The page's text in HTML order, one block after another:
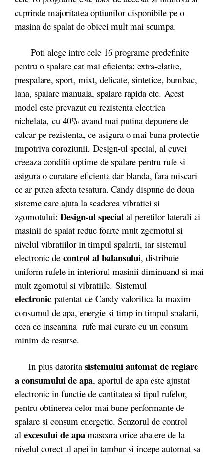
cuprinde majoritatea optiunilor disponibile pe o
masina de spalat de obicei mult mai scumpa.
Poti alege intre cele 16 programe predefinite
pentru o spalare cat mai eficienta: extra-clatire,
prespalare, sport, mixt, delicate, sintetice, bumbac,
lana, spalare manuala, spalare rapida etc. Acest
model este prevazut cu rezistenta electrica
nichelata, cu 40% avand mai putina depunere de
calcar pe rezistenta, ce asigura o mai buna protectie
impotriva coroziunii. Design-ul special, al cuvei
creeaza conditii optime de spalare pentru rufe si
asigura o curatare eficienta dar blanda, fara miscari
ce ar putea afecta tesatura. Candy dispune de doua
sisteme care ajuta la scaderea vibratiei si
zgomotului: Design-ul special al peretilor laterali ai
masinii de spalat reduc foarte mult zgomotul si
nivelul vibratiilor in timpul spalarii, iar sistemul
electronic de control al balansului, distribuie
uniform rufele in interiorul masinii diminuand si mai
mult zgomotul si vibratiile. Sistemul
electronic patentat de Candy valorifica la maxim
consumul de apa, energie si timp in timpul spalarii,
ceea ce inseamna rufe mai curate cu un consum
minim de resurse.
In plus datorita sistemului automat de reglare
a consumului de apa, aportul de apa este ajustat
electronic in functie de cantitatea si tipul rufelor,
pentru obtinerea celor mai bune performante de
spalare si consum energetic. Senzorul de control
al excesului de apa masoara orice abatere de la
nivelul corect al apei in tambur si incepe automat sa